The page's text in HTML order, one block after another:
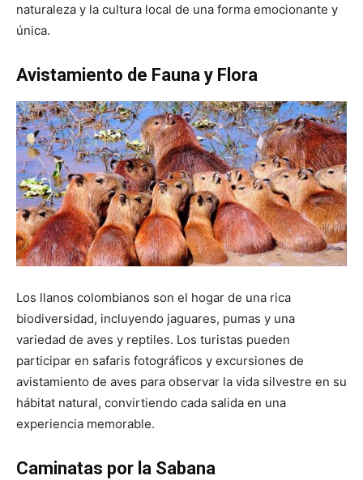
naturaleza y la cultura local de una forma emocionante y
única.
Avistamiento de Fauna y Flora
Los llanos colombianos son el hogar de una rica
biodiversidad, incluyendo jaguares, pumas y una
variedad de aves y reptiles. Los turistas pueden
participar en safaris fotográficos y excursiones de
avistamiento de aves para observar la vida silvestre en su
hábitat natural, convirtiendo cada salida en una
experiencia memorable.
Caminatas por la Sabana